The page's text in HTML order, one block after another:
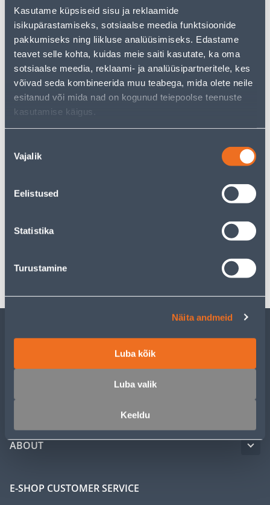
Kasutame küpsiseid sisu ja reklaamide
isikupärastamiseks, sotsiaalse meedia funktsioonide
pakkumiseks ning liikluse analüüsimiseks. Edastame
teavet selle kohta, kuidas meie saiti kasutate, ka oma
sotsiaalse meedia, reklaami- ja analüüsipartneritele, kes
võivad seda kombineerida muu teabega, mida olete neile
esitanud või mida nad on kogunud teiepoolse teenuste
kasutamise käigus.
valik
Vajalik
Eelistused
Statistika
Turustamine
Näita andmeid
Luba kõik
Luba valik
Keeldu
you can continue your research by returning
homepageor use our powerful search function to
discover even more great options. Happy shopping!
• Pesukapslid värvilisele pesule.
• Pakendis 70 tk.
• 14-päevane tagastusõigus.
Specification
Transport
ABOUT
E-SHOP CUSTOMER SERVICE